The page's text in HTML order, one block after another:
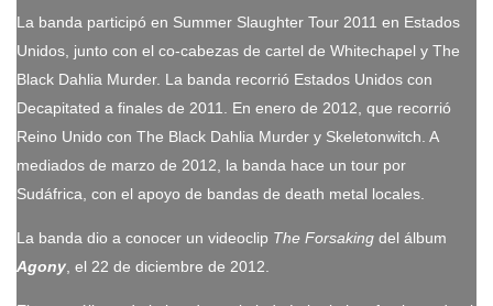
La banda participó en Summer Slaughter Tour 2011 en Estados
Unidos, junto con el co-cabezas de cartel de Whitechapel y The
Black Dahlia Murder. La banda recorrió Estados Unidos con
Decapitated a finales de 2011. En enero de 2012, que recorrió
Reino Unido con The Black Dahlia Murder y Skeletonwitch. A
mediados de marzo de 2012, la banda hace un tour por
Sudáfrica, con el apoyo de bandas de death metal locales.
La banda dio a conocer un videoclip The Forsaking del álbum
Agony , el 22 de diciembre de 2012.